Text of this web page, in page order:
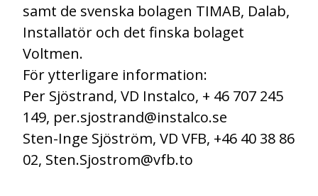
samt de svenska bolagen TIMAB, Dalab,
Installatör och det finska bolaget
Voltmen.
För ytterligare information:
Per Sjöstrand, VD Instalco, + 46 707 245
149, per.sjostrand@instalco.se
Sten-Inge Sjöström, VD VFB, +46 40 38 86
02, Sten.Sjostrom@vfb.to